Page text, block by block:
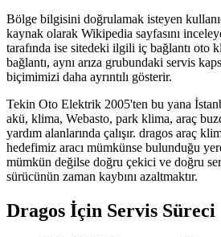
Bölge bilgisini doğrulamak isteyen
kaynak olarak Wikipedia sayfasını
tarafında ise sitedeki ilgili iç bağlantı oto
bağlantı, aynı arıza grubundaki servis
biçimimizi daha ayrıntılı gösterir.
Tekin Oto Elektrik 2005'ten bu yana
akü, klima, Webasto, park klima, araç
yardım alanlarında çalışır. dragos araç
hedefimiz aracı mümkünse bulunduğu
mümkün değilse doğru çekici ve doğru
sürücünün zaman kaybını azaltmaktır.
Dragos İçin Servis Süreci